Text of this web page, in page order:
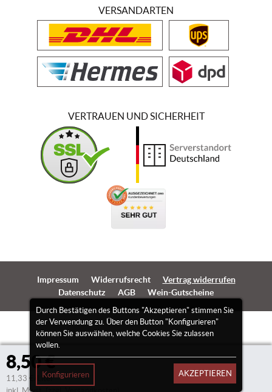
8,50 €
11,33 €/Liter
Durch Bestätigen des Buttons "Akzeptieren" stimmen Sie
der Verwendung zu. Über den Button "Konfigurieren"
können Sie auswählen, welche Cookies Sie zulassen
wollen.
Konfigurieren AKZEPTIEREN
VERSANDARTEN
VERTRAUEN UND SICHERHEIT
Impressum Widerrufsrecht
Vertrag widerrufen
Datenschutz
AGB Wein-Gutscheine